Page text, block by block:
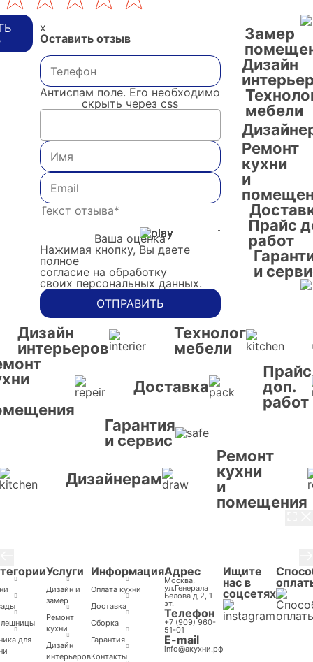
x
Оставить отзыв
Антиспам поле. Его необходимо
скрыть через css
Ваша оценка
Нажимая кнопку, Вы даете
полное
согласие на обработку
своих персональных данных.
ОТПРАВИТЬ
Замер
Дизайн
мебели
Ремонт
кухни
и
Прайс
работ
и
Дизайн
интерьеров
Технолог
мебели
Доставка
Прайс
доп.
работ
Гарантия
и сервис
Дизайнерам
Ремонт
кухни
и
помещения
для
Услуги
Дизайн и
замер
Ремонт
кухни
Дизайн
интерьеров
Информация
Оплата кухни
Доставка
Cборка
Гарантия
Контакты
Адрес
Москва,
ул.Генерала
Белова д 2, 1
эт.
Телефон
+7 (909) 960-
51-01
E-mail
info@акухни.рф
Ищите
нас в
соцсетях